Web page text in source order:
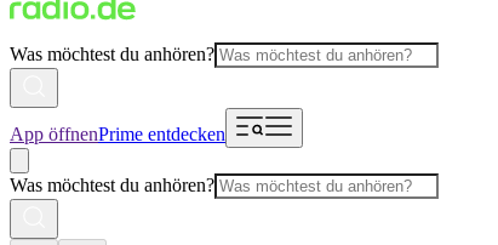
Was möchtest du anhören?
App öffnenPrime entdecken
Was möchtest du anhören?